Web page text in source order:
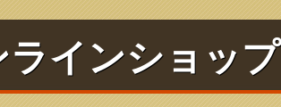
ラインショッ